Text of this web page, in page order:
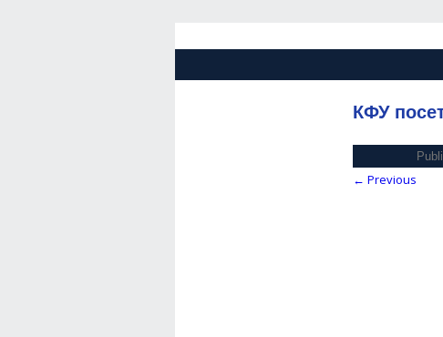
КФУ
← Previous